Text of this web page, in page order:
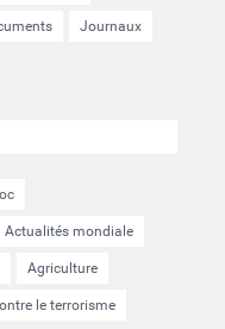
Journaux
Actualités mondiale
Agriculture
le terrorisme